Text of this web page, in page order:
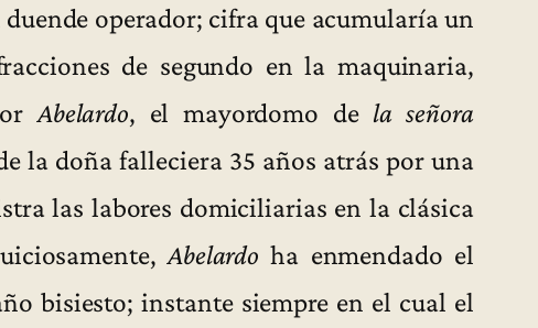
operador; cifra que acumularía un
de segundo en la maquinaria,
Abelardo, el mayordomo de la señora
la doña falleciera 35 años atrás por una
las labores domiciliarias en la clásica
Abelardo ha enmendado el
bisiesto; instante siempre en el cual el